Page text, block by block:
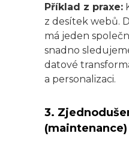
Příklad z praxe:
z desítek webů.
má jeden
snadno
datové
a personalizaci.
3.
(maintenance)